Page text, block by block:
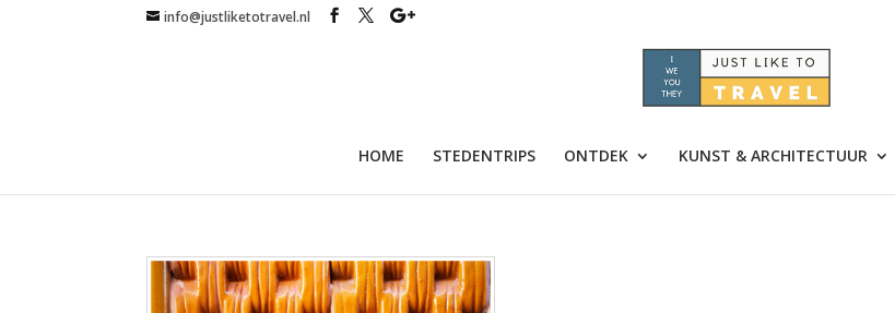
info@justliketotravel.nl
HOME STEDENTRIPS ONTDEK KUNST & ARCHITECTUUR